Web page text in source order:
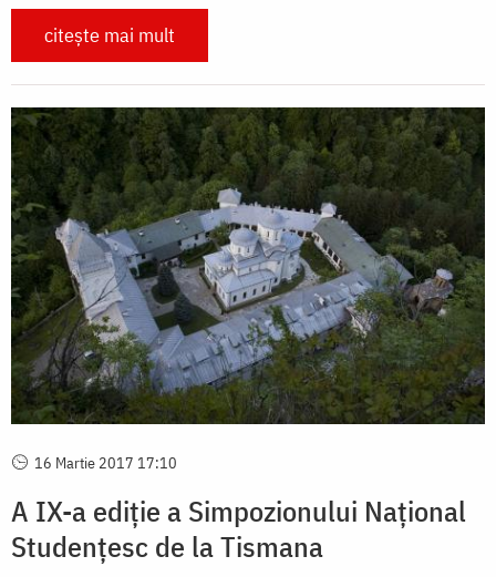
citește mai mult
16 Martie 2017 17:10
A IX-a ediție a Simpozionului Național
Studențesc de la Tismana